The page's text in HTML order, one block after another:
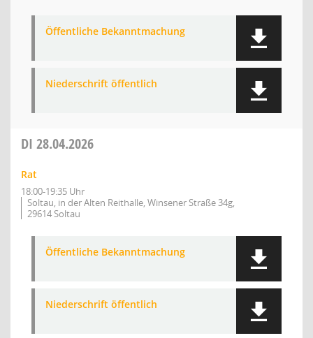
Öffentliche Bekanntmachung
Niederschrift öffentlich
DI 28.04.2026
Rat
18:00-19:35 Uhr
Soltau, in der Alten Reithalle, Winsener Straße 34g,
29614 Soltau
Öffentliche Bekanntmachung
Niederschrift öffentlich